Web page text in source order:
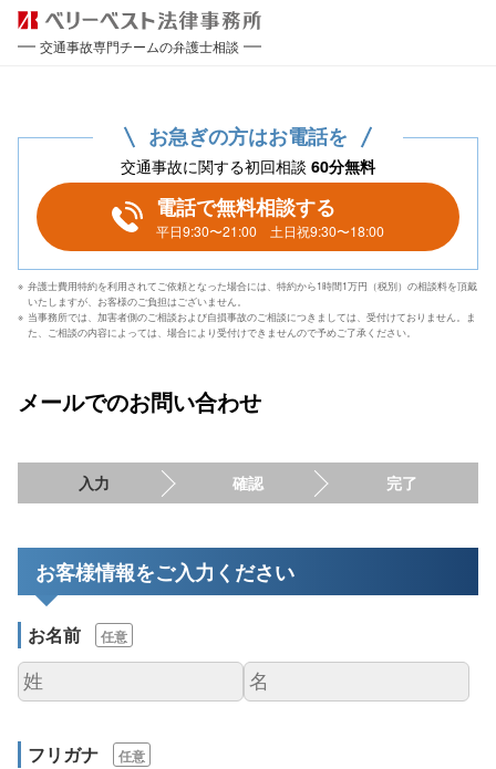
交通事故専門チームの弁護士相談
お急ぎの方はお電話を
交通事故に関する初回相談 60分無料
電話で無料相談する
平日9:30〜21:00 土日祝9:30〜18:00
弁護士費用特約を利用されてご依頼となった場合には、特約から1時間1万円（税別）の相談料を頂戴
いたしますが、お客様のご負担はございません。
当事務所では、加害者側のご相談および自損事故のご相談につきましては、受付けておりません。ま
た、ご相談の内容によっては、場合により受付けできませんので予めご了承ください。
メールでのお問い合わせ
入力 確認 完了
お客様情報をご入力ください
お名前 任意
フリガナ 任意